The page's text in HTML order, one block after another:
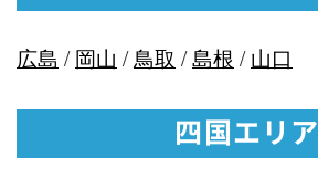
広島 /岡山 /鳥取 /島根 /山口
四国エリア